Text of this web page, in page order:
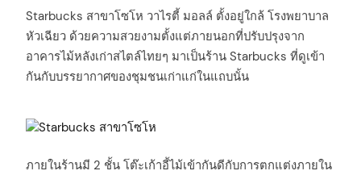
Starbucks สาขาโซโห วาไรตี้ มอลล์ ตั้งอยู่ใกล้ โรงพยาบาล
หัวเฉียว ด้วยความสวยงามตั้งแต่ภายนอกที่ปรับปรุงจาก
อาคารไม้หลังเก่าสไตล์ไทยๆ มาเป็นร้าน Starbucks ที่ดูเข้า
กันกับบรรยากาศของชุมชนเก่าแก่ในแถบนั้น
ภายในร้านมี 2 ชั้น โต๊ะเก้าอี้ไม้เข้ากันดีกับการตกแต่งภายใน